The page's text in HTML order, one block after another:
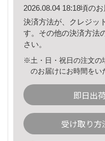
2026.08.04 18:18頃のお
決済方法が、クレジッ
す。その他の決済方法
さい。
※土・日・祝日の注文の
のお届けにお時間をい
即日出
受け取り方